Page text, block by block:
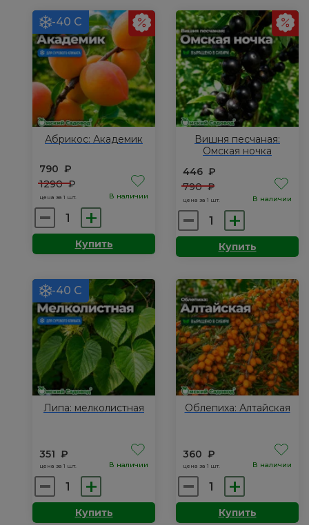
-40 С
Абрикос: Академик
790 ₽
1290₽
цена за 1 шт. В наличии
Количество
товара
Абрикос:Купить
Вишня песчаная:
Омская ночка
446 ₽
790₽
цена за 1 шт. В наличии
Количество
товара
Вишня
Омская
ночка
Купить
-40 С
Липа: мелколистная
351 ₽
цена за 1 шт. В наличии
Количество
товара
Купить
Облепиха: Алтайская
360 ₽
цена за 1 шт. В наличии
Количество
товара
Облепиха:Купить